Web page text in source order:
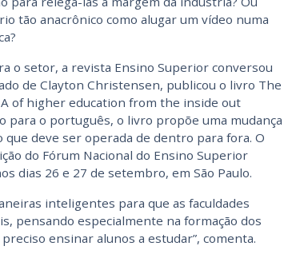
tão anacrônico como alugar um vídeo numa
o setor, a revista Ensino Superior conversou
de Clayton Christensen, publicou o livro The
of higher education from the inside out
para o português, o livro propõe uma mudança
deve ser operada de dentro para fora. O
do Fórum Nacional do Ensino Superior
dias 26 e 27 de setembro, em São Paulo.
inteligentes para que as faculdades
pensando especialmente na formação dos
ensinar alunos a estudar”, comenta.